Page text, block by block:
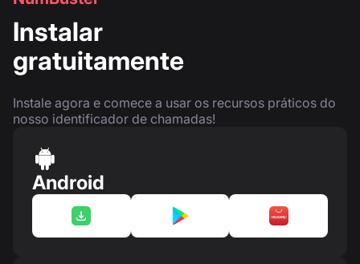
Instalar
gratuitamente
Instale agora e comece a usar os recursos práticos do
nosso identificador de chamadas!
Android